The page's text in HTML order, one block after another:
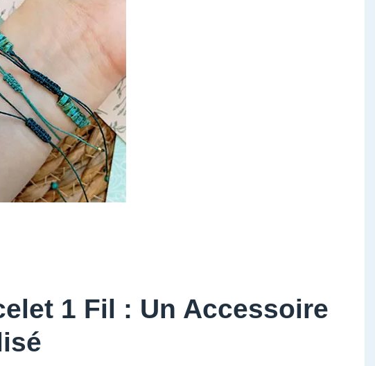
1 Fil : Un Accessoire